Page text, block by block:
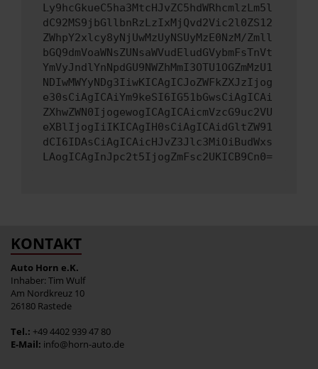
Ly9hcGkueC5ha3MtcHJvZC5hdWRhcmlzLm5l
dC92MS9jbGllbnRzLzIxMjQvd2Vic2l0ZS12
ZWhpY2xlcy8yNjUwMzUyNSUyMzE0NzM/Zmll
bGQ9dmVoaWNsZUNsaWVudEludGVybmFsTnVt
YmVyJndlYnNpdGU9NWZhMmI3OTU1OGZmMzU1
NDIwMWYyNDg3IiwKICAgICJoZWFkZXJzIjog
e30sCiAgICAiYm9keSI6IG51bGwsCiAgICAi
ZXhwZWN0IjogewogICAgICAicmVzcG9uc2VU
eXBlIjogIiIKICAgIH0sCiAgICAidGltZW91
dCI6IDAsCiAgICAicHJvZ3Jlc3MiOiBudWxs
LAogICAgInJpc2t5IjogZmFsc2UKICB9Cn0=
KONTAKT
Auto Horn e.K.
Inhaber: Tim Wulf
Am Nordkreuz 10
26180 Rastede
Tel.: +49 4402 939 47 80
E-Mail: info@horn-auto.de